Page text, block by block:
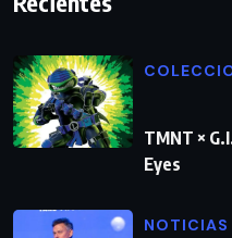
TMNT ×
Eyes
NOTICIAS